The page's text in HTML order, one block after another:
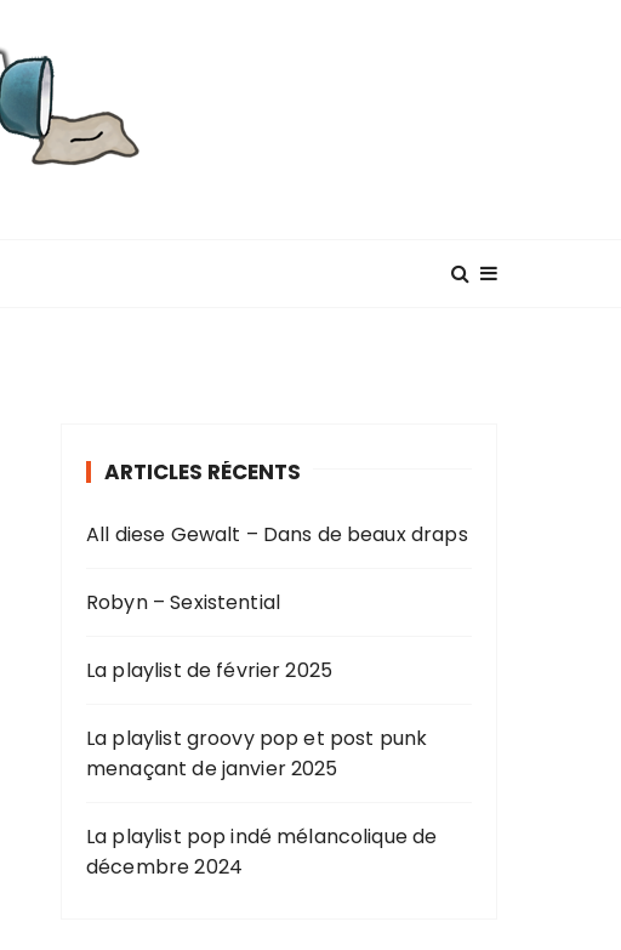
ARTICLES RÉCENTS
All diese Gewalt – Dans de beaux draps
Robyn – Sexistential
La playlist de février 2025
La playlist groovy pop et post punk
menaçant de janvier 2025
La playlist pop indé mélancolique de
décembre 2024